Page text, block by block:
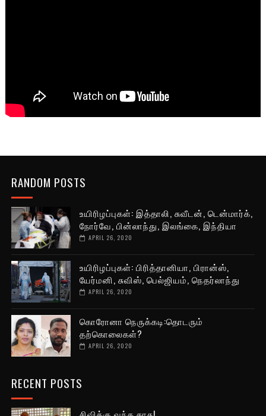
RANDOM POSTS
உயிரிழப்புகள்: இத்தாலி, சுவீடன், டென்மார்க்,
நோர்வே, பின்லாந்து, இலங்கை, இந்தியா
APRIL 26, 2020
உயிரிழப்புகள்: பிரித்தானியா, பிரான்ஸ்,
யேர்மனி, சுவிஸ், பெல்ஜியம், நெதர்லாந்து
APRIL 26, 2020
கொரோனா நெருக்கடி:தொடரும்
தற்கொலைகள்?
APRIL 26, 2020
RECENT POSTS